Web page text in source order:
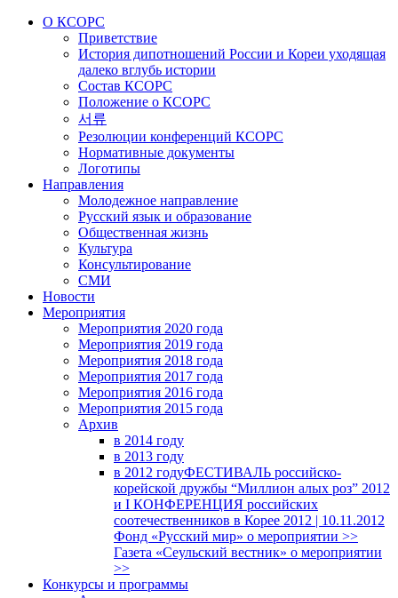
О КСОРС
Приветствие
История дипотношений России и Кореи уходящая
далеко вглубь истории
Состав КСОРС
Положение о КСОРС
서류
Резолюции конференций КСОРС
Нормативные документы
Логотипы
Направления
Молодежное направление
Русский язык и образование
Общественная жизнь
Культура
Консультирование
СМИ
Новости
Мероприятия
Мероприятия 2020 года
Мероприятия 2019 года
Мероприятия 2018 годa
Мероприятия 2017 года
Мероприятия 2016 года
Мероприятия 2015 года
Архив
в 2014 году
в 2013 году
в 2012 годуФЕСТИВАЛЬ российско-
корейской дружбы “Миллион алых роз” 2012
и I КОНФЕРЕНЦИЯ российских
соотечественников в Корее 2012 | 10.11.2012
Фонд «Русский мир» о мероприятии >>
Газета «Сеульский вестник» о мероприятии
>>
Конкурсы и программы